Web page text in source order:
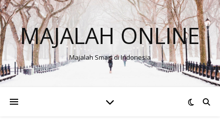
MAJALAH ONLINE
Majalah Smart di Indonesia